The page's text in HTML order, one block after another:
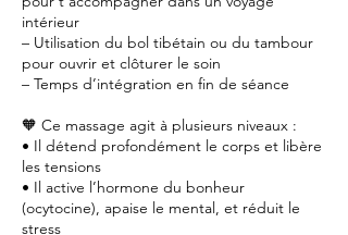
intérieur
– Utilisation du bol tibétain ou du tambour
pour ouvrir et clôturer le soin
– Temps d’intégration en fin de séance
🧡 Ce massage agit à plusieurs niveaux :
• Il détend profondément le corps et libère
les tensions
• Il active l’hormone du bonheur
(ocytocine), apaise le mental, et réduit le
stress